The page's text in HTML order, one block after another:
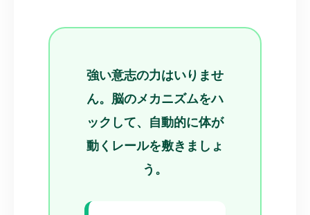
強い意志の力はいりませ
ん。脳のメカニズムをハ
ックして、自動的に体が
動くレールを敷きましょ
う。